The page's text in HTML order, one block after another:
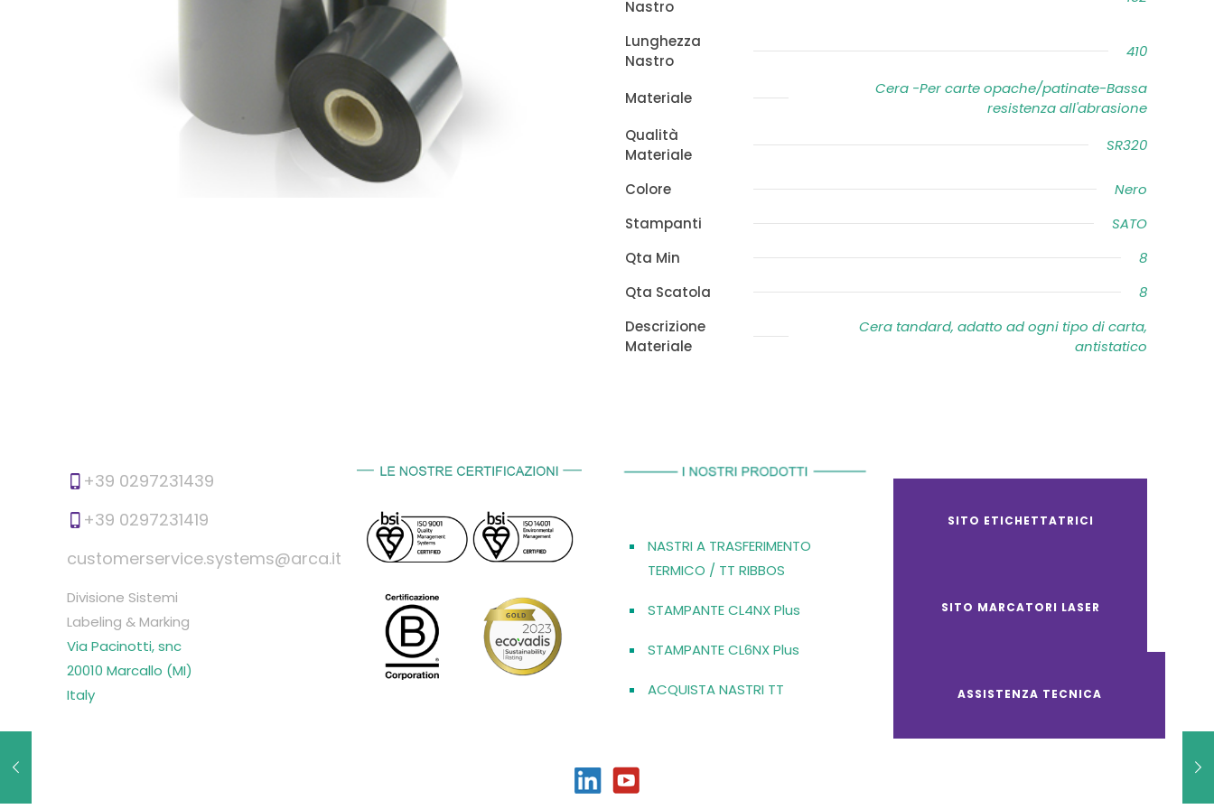
410m
SATO
Nastro
Lunghezza
Nastro
410
Materiale
Cera -Per carte opache/patinate-Bassa
resistenza all'abrasione
Qualità
Materiale
SR320
Colore
Nero
Stampanti
SATO
Qta Min
8
Qta Scatola
8
Descrizione
Materiale
Cera tandard, adatto ad ogni tipo di carta,
antistatico
+39 0297231439
+39 0297231419
customerservice.systems@arca.it
Divisione Sistemi
Labeling & Marking
Via Pacinotti, snc
20010 Marcallo (MI)
Italy
NASTRI A TRASFERIMENTO
TERMICO / TT RIBBOS
STAMPANTE CL4NX Plus
STAMPANTE CL6NX Plus
ACQUISTA NASTRI TT
SITO ETICHETTATRICI
SITO MARCATORI LASER
ASSISTENZA TECNICA